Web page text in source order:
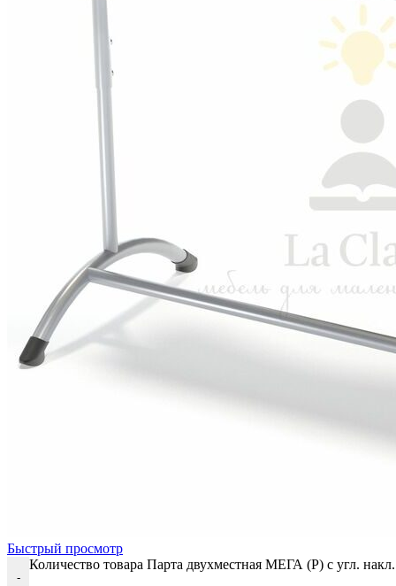
Быстрый просмотр
-
Количество товара Парта двухместная МЕГА (Р) с угл.